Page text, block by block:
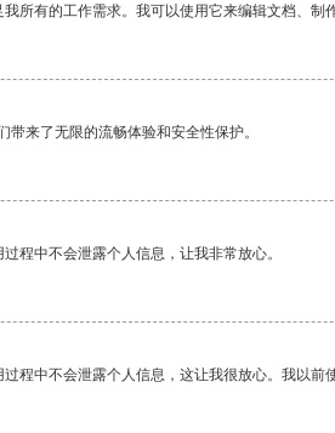
所有的工作需求。我可以使用它来编辑文档、制
来了无限的流畅体验和安全性保护。
程中不会泄露个人信息，让我非常放心。
程中不会泄露个人信息，这让我很放心。我以